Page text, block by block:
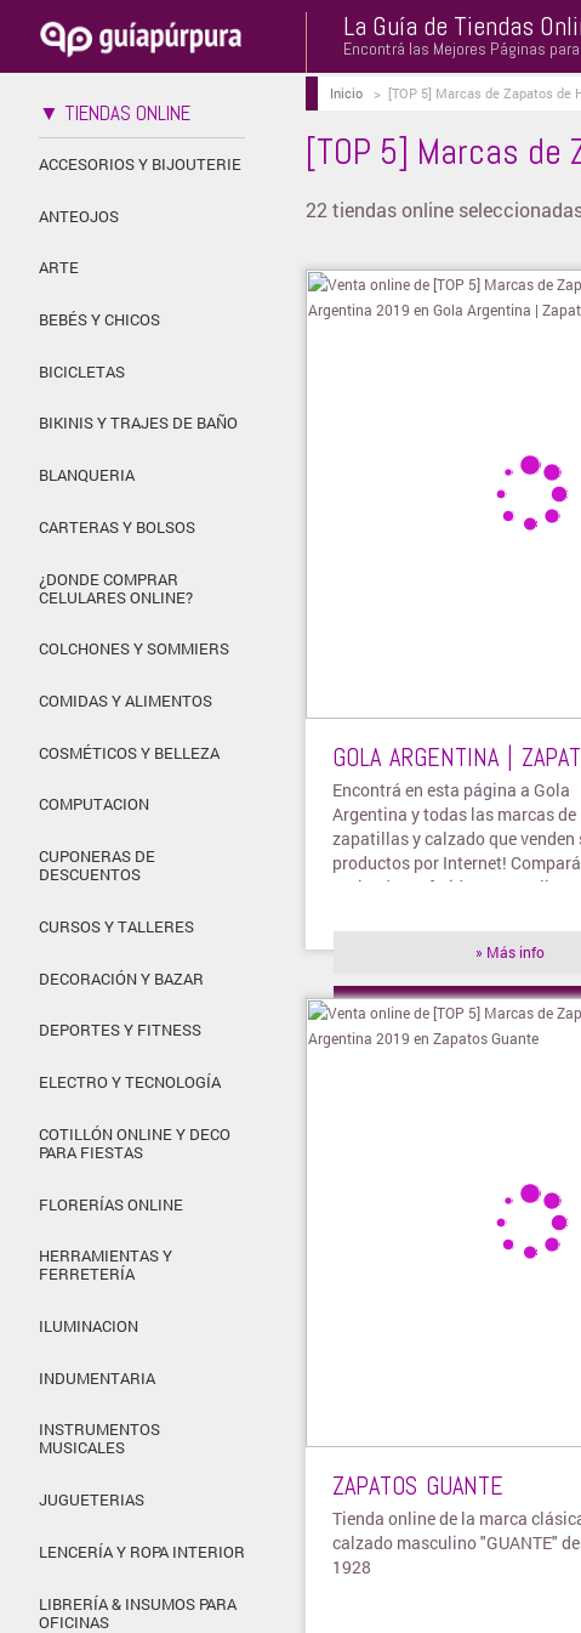
La Guía de Tiendas
Encontrá las Mejores Páginas
▼ TIENDAS ONLINE
ACCESORIOS Y BIJOUTERIE
ANTEOJOS
ARTE
BEBÉS Y CHICOS
BICICLETAS
BIKINIS Y TRAJES DE BAÑO
BLANQUERIA
CARTERAS Y BOLSOS
¿DONDE COMPRAR
CELULARES ONLINE?
COLCHONES Y SOMMIERS
COMIDAS Y ALIMENTOS
COSMÉTICOS Y BELLEZA
COMPUTACION
CUPONERAS DE
DESCUENTOS
CURSOS Y TALLERES
DECORACIÓN Y BAZAR
DEPORTES Y FITNESS
ELECTRO Y TECNOLOGÍA
COTILLÓN ONLINE Y DECO
PARA FIESTAS
FLORERÍAS ONLINE
HERRAMIENTAS Y
FERRETERÍA
ILUMINACION
INDUMENTARIA
INSTRUMENTOS
MUSICALES
JUGUETERIAS
LENCERÍA Y ROPA INTERIOR
LIBRERÍA & INSUMOS PARA
OFICINAS
Inicio> [TOP 5] Marcas de Zapatos de
[TOP 5] Marcas de
22 tiendas online
GOLA ARGENTINA |
Encontrá en esta página a Gola
Argentina y todas las marcas de
zapatillas y calzado que venden
productos por Internet!
tu tienda preferida para realizar
» Más info
» Visitar tienda
ZAPATOS GUANTE
Tienda online de la marca
calzado masculino "GUANTE"
1928